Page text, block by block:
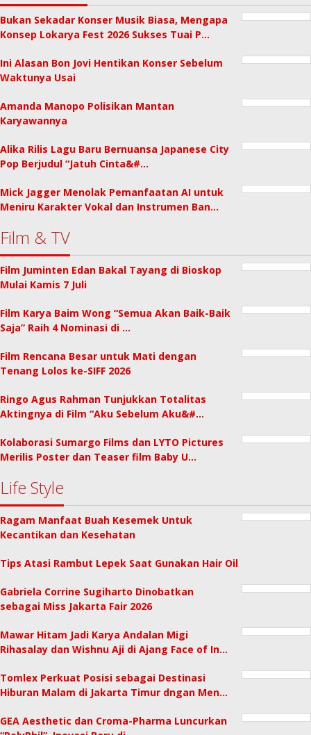
Bukan Sekadar Konser Musik Biasa, Mengapa
Konsep Lokarya Fest 2026 Sukses Tuai P…
Ini Alasan Bon Jovi Hentikan Konser Sebelum
Waktunya Usai
Amanda Manopo Polisikan Mantan
Karyawannya
Alika Rilis Lagu Baru Bernuansa Japanese City
Pop Berjudul “Jatuh Cinta&#…
Mick Jagger Menolak Pemanfaatan AI untuk
Meniru Karakter Vokal dan Instrumen Ban…
Film & TV
Film Juminten Edan Bakal Tayang di Bioskop
Mulai Kamis 7 Juli
Film Karya Baim Wong “Semua Akan Baik-Baik
Saja” Raih 4 Nominasi di …
Film Rencana Besar untuk Mati dengan
Tenang Lolos ke-SIFF 2026
Ringo Agus Rahman Tunjukkan Totalitas
Aktingnya di Film “Aku Sebelum Aku&#…
Kolaborasi Sumargo Films dan LYTO Pictures
Merilis Poster dan Teaser film Baby U…
Life Style
Ragam Manfaat Buah Kesemek Untuk
Kecantikan dan Kesehatan
Tips Atasi Rambut Lepek Saat Gunakan Hair Oil
Gabriela Corrine Sugiharto Dinobatkan
sebagai Miss Jakarta Fair 2026
Mawar Hitam Jadi Karya Andalan Migi
Rihasalay dan Wishnu Aji di Ajang Face of In…
Tomlex Perkuat Posisi sebagai Destinasi
Hiburan Malam di Jakarta Timur dngan Men…
GEA Aesthetic dan Croma-Pharma Luncurkan